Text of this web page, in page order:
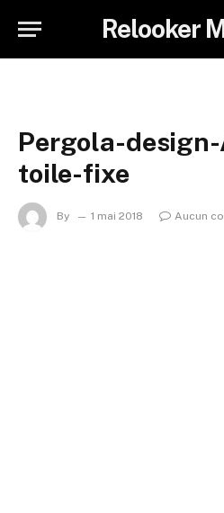
Relooker
Pergola-
toile-fixe
By 1 mai 2018 Aucun